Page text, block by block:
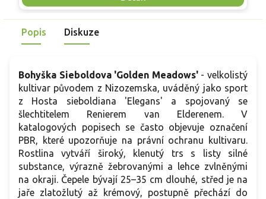
skvělou volbu pro každého pěstitele.
Popis Diskuze
Bohyška Sieboldova 'Golden Meadows' - velkolistý
kultivar původem z Nizozemska, uváděný jako sport
z Hosta sieboldiana 'Elegans' a spojovaný se
šlechtitelem Renierem van Elderenem. V
katalogových popisech se často objevuje označení
PBR, které upozorňuje na právní ochranu kultivaru.
Rostlina vytváří široký, klenutý trs s listy silné
substance, výrazně žebrovanými a lehce zvlněnými
na okraji. Čepele bývají 25–35 cm dlouhé, střed je na
jaře zlatožlutý až krémový, postupně přechází do